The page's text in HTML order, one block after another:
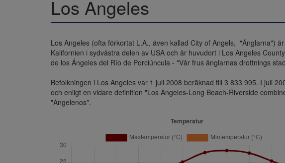
Los Angeles
Los Angeles (ofta förkortat L.A., även kallad City of Angels,  "Änglarna")
Kalifornien i sydvästra delen av USA och är huvudort i Los Angeles
de los Ángeles del Río de Porciúncula - "Vår frus änglarnas drottnings
Befolkningen i Los Angeles var 1 juli 2008 beräknad till 3 833 995. I juli
och enligt en vidare definition "Los Angeles-Long Beach-Riverside
"Angelenos".